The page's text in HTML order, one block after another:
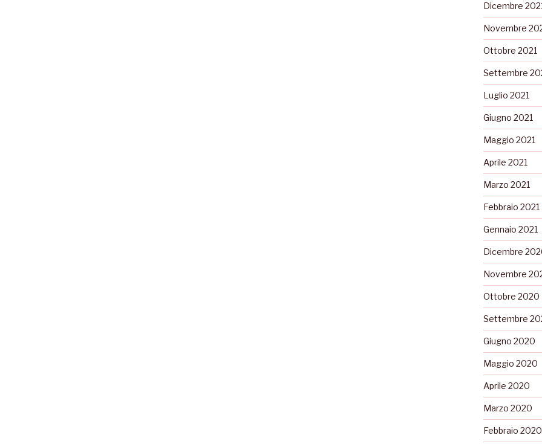
Dicembre
Novembre
Ottobre 2021
Settembre
Luglio 2021
Giugno 2021
Maggio 2021
Aprile 2021
Marzo 2021
Febbraio 2021
Gennaio 2021
Dicembre
Novembre
Ottobre 2020
Settembre
Giugno 2020
Maggio 2020
Aprile 2020
Marzo 2020
Febbraio 2020